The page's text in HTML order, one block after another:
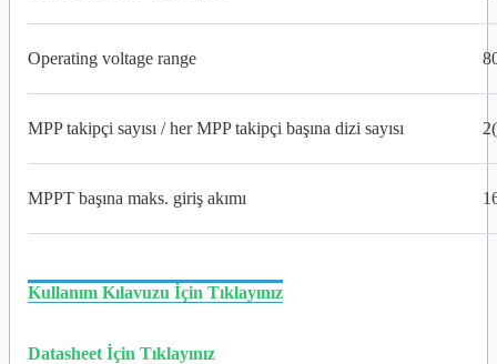
Operating voltage range
MPP takipçi sayısı / her MPP takipçi başına dizi sayısı
MPPT başına maks. giriş akımı
Kullanım Kılavuzu İçin Tıklayınız
Datasheet İçin Tıklayınız